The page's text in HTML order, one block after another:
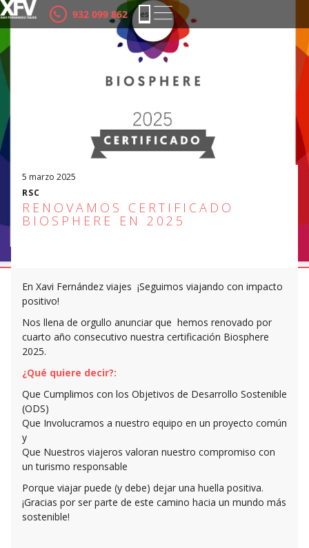
932 099 862
es
ca
5 marzo 2025
RSC
RENOVAMOS CERTIFICADO
BIOSPHERE EN 2025
En Xavi Fernández viajes ¡Seguimos viajando con impacto
positivo!
Nos llena de orgullo anunciar que hemos renovado por
cuarto año consecutivo nuestra certificación Biosphere
2025.
¿Qué quiere decir?:
Que Cumplimos con los Objetivos de Desarrollo Sostenible
(ODS)
Que Involucramos a nuestro equipo en un proyecto común
y
Que Nuestros viajeros valoran nuestro compromiso con
un turismo responsable
Porque viajar puede (y debe) dejar una huella positiva.
¡Gracias por ser parte de este camino hacia un mundo más
sostenible!